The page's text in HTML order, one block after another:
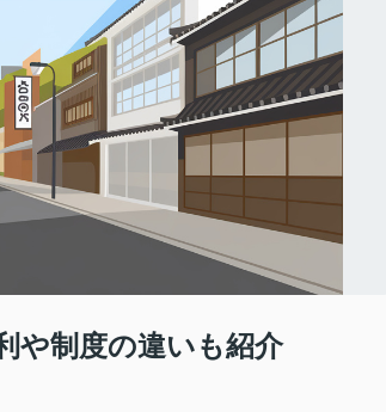
や制度の違いも紹介